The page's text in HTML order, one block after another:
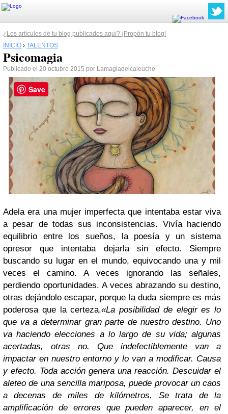
¿Los artículos de tu blog publicados aquí? ¡Propón tu blog!
INICIO › TALENTOS
Psicomagia
Publicado el 20 octubre 2015 por Lamagiadelcaleuche
Adela era una mujer imperfecta que intentaba estar viva
a pesar de todas sus inconsistencias. Vivía haciendo
equilibrio entre los sueños, la poesía y un sistema
opresor que intentaba dejarla sin efecto. Siempre
buscando su lugar en el mundo, equivocando una y mil
veces el camino. A veces ignorando las señales,
perdiendo oportunidades. A veces abrazando su destino,
otras dejándolo escapar, porque la duda siempre es más
poderosa que la certeza.«La posibilidad de elegir es lo
que va a determinar gran parte de nuestro destino. Uno
va haciendo elecciones a lo largo de su vida; algunas
acertadas, otras no. Que indefectiblemente van a
impactar en nuestro entorno y lo van a modificar. Causa
y efecto. Toda acción genera una reacción. Descuidar el
aleteo de una sencilla mariposa, puede provocar un caos
a decenas de miles de kilómetros. Se trata de la
amplificación de errores que pueden aparecer, en el
Save